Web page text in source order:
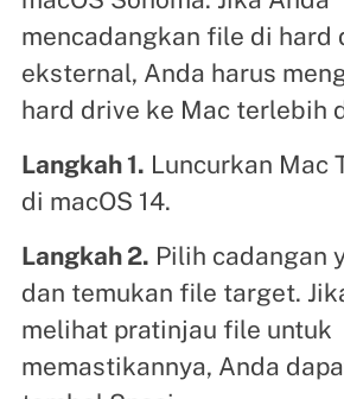
mencadangkan file di hard
eksternal, Anda harus
hard drive ke Mac terlebih
Langkah 1. Luncurkan Mac
di macOS 14.
Langkah 2. Pilih cadangan
dan temukan file target.
melihat pratinjau file untuk
memastikannya, Anda